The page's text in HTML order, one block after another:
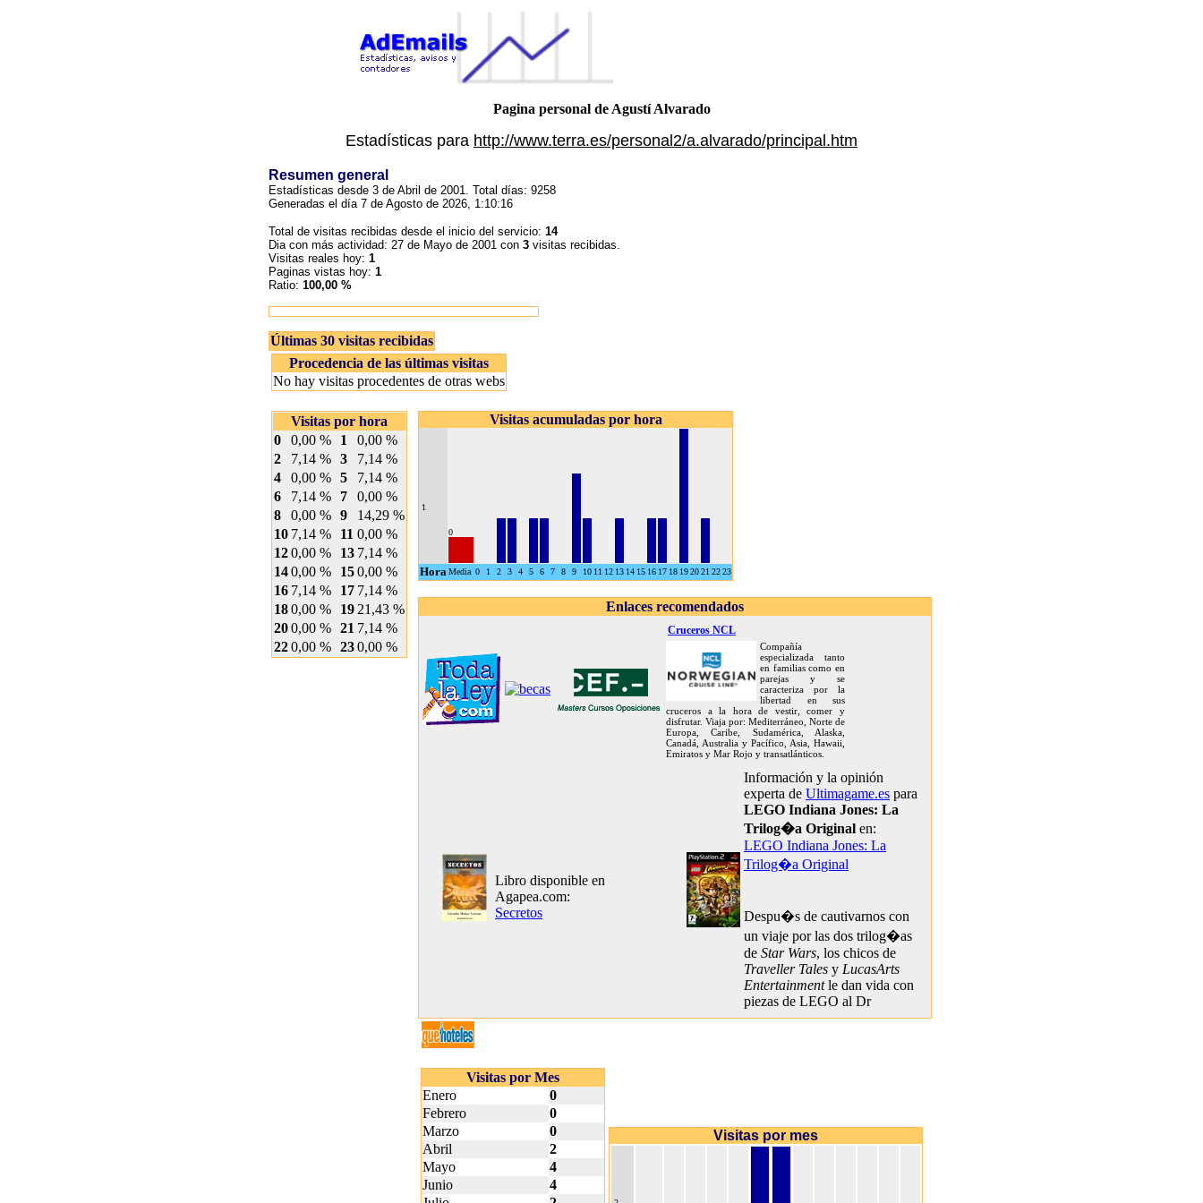
Pagina personal de Agustí Alvarado
Estadísticas para http://www.terra.es/personal2/a.alvarado/principal.htm
Resumen general
Estadísticas desde 3 de Abril de 2001. Total días: 9258
Generadas el día 7 de Agosto de 2026, 1:10:16
Total de visitas recibidas desde el inicio del servicio: 14
Dia con más actividad: 27 de Mayo de 2001 con 3 visitas recibidas.
Visitas reales hoy: 1
Paginas vistas hoy: 1
Ratio: 100,00 %
Últimas 30 visitas recibidas
Procedencia de las últimas visitas
No hay visitas procedentes de otras webs
Visitas por hora
0
0,00 % 1
0,00 %
2
7,14 % 3
7,14 %
4
0,00 % 5
7,14 %
6
7,14 % 7
0,00 %
8
0,00 % 9
14,29 %
10 7,14 % 11 0,00 %
120,00 % 13 7,14 %
140,00 % 150,00 %
16 7,14 % 17 7,14 %
180,00 % 19 21,43 %
200,00 % 21 7,14 %
220,00 % 230,00 %
Visitas acumuladas por hora
1
0
HoraMedia 0 1 2 3 4 5 6 7 8 9 10 11 12 13 14 15 16 17 18 192021 2223
Enlaces recomendados
Cruceros NCL
Compañía
especializada tanto
en familias como en
parejas y se
caracteriza por la
libertad en sus
cruceros a la hora de vestir, comer y
disfrutar. Viaja por: Mediterráneo, Norte de
Europa, Caribe, Sudamérica, Alaska,
Canadá, Australia y Pacífico, Asia, Hawaii,
Emiratos y Mar Rojo y transatlánticos.
Libro disponible en
Agapea.com:
Secretos
Información y la opinión
experta de Ultimagame.es para
LEGO Indiana Jones: La
Trilog�a Original en:
LEGO Indiana Jones: La
Trilog�a Original
Despu�s de cautivarnos con
un viaje por las dos trilog�as
de Star Wars, los chicos de
Traveller Tales y LucasArts
Entertainmentle dan vida con
piezas de LEGO al Dr
Visitas por Mes
Enero
0
Febrero
0
Marzo
0
Abril
2
Mayo
4
Junio
4
Visitas por mes